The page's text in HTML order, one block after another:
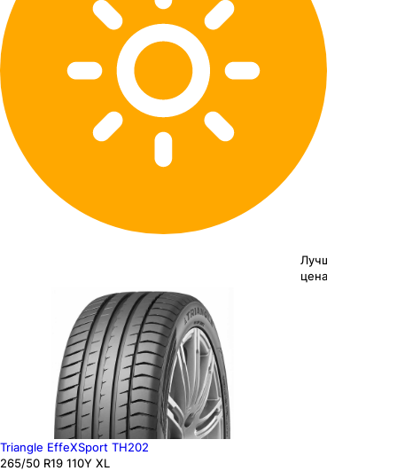
Лучшая
цена
Triangle EffeXSport TH202
265/50 R19 110Y XL